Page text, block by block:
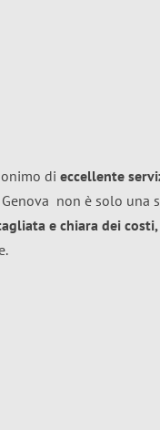
di eccellente
Genova non è solo una
e chiara dei costi,